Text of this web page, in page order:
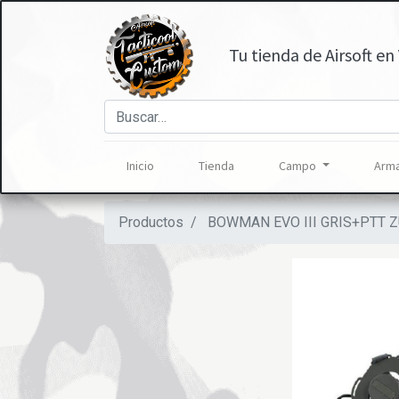
Tu tienda de Airsoft
Inicio Tienda Campo
Productos BOWMAN EVO III GRIS+PTT